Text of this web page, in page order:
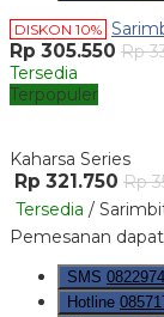
DISKON 10%
Rp 305.550 Rp
Tersedia
Terpopuler
Kaharsa Series
Rp 321.750 Rp
Tersedia /
Pemesanan
SMS
Hotline